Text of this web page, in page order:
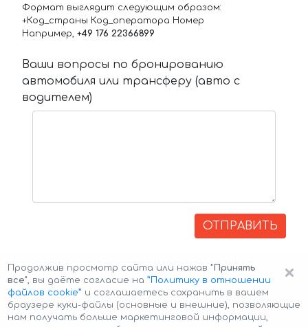
Формат выглядит следующим образом:
+Код_страны Код_оператора Номер
Например, +49 176 22366899
Ваши вопросы по бронированию
автомобиля или трансферу (авто с
водителем)
ОТПРАВИТЬ
×
Продолжив просмотр сайта или нажав "Принять
все", вы даёте согласие на ”Политику в отношении
файлов cookie” и соглашаетесь сохранить в вашем
браузере куки-файлы (основные и внешние), позволяющие
нам получать больше маркетинговой информации,